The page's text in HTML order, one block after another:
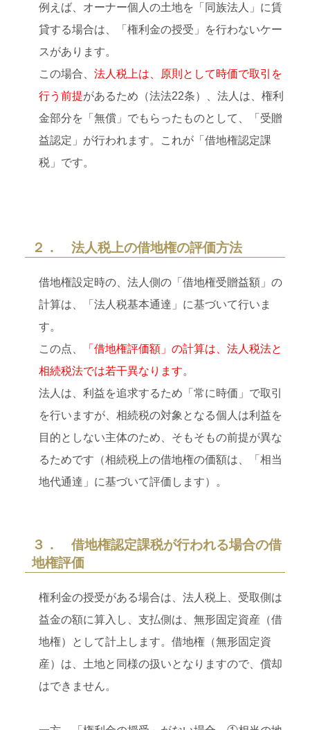
例えば、オーナー個人の土地を「同族法人」に賃
貸する場合は、「権利金の授受」を行わないケー
スがあります。
この場合、 法人税上は、原則として時価で取引を
行う前提があるため（法法22条）、法人は、権利
金部分を「無償」でもらったものとして、「受贈
益認定」が行われます。これが「借地権認定課
税」です。
２． 法人税上の借地権の評価方法
借地権設定時の、法人側の「借地権受贈益額」の
計算は、「法人税基本通達」に基づいて行いま
す。
この点、
「借地権評価額」の計算は、法人税法と
相続税法では若干異なります。
法人は、利益を追求するため「常に時価」で取引
を行いますが、相続税の対象となる個人は利益を
目的としない主体のため、そもそもの前提が異な
るためです（相続税上の借地権の価額は、「相当
地代通達」に基づいて評価します）。
３． 借地権認定課税が行われる場合の借
地権評価
権利金の授受がある場合は、法人税上、受取側は
益金の額に算入し、支払側は、無形固定資産（借
地権）として計上します。借地権（無形固定資
産）は、土地と同様の扱いとなりますので、償却
はできません。